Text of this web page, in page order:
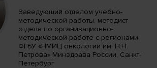
Заведующий отделом учебно-
методической работы, методист
отдела по организационно-
методической работе с регионами
ФГБУ «НМИЦ онкологии им. Н.Н.
Петрова» Минздрава России, Санкт-
Петербург